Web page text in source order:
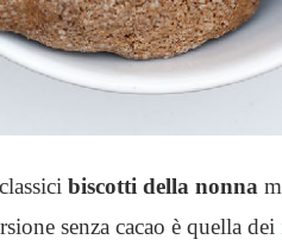
biscotti della nonna
senza cacao è quella dei